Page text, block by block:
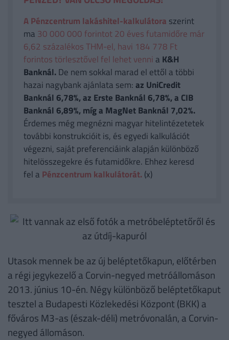
A Pénzcentrum lakáshitel-kalkulátora szerint
ma 30 000 000 forintot 20 éves futamidőre már
6,62 százalékos THM-el, havi 184 778 Ft
forintos törlesztővel fel lehet venni a K&H
Banknál.De nem sokkal marad el ettől a többi
hazai nagybank ajánlata sem:az UniCredit
Banknál 6,78%, az Erste Banknál 6,78%, a CIB
Banknál 6,89%, míg a MagNet Banknál 7,02%.
Érdemes még megnézni magyar hitelintézetetek
további konstrukcióit is, és egyedi kalkulációt
végezni, saját preferenciáink alapján különböző
hitelösszegekre és futamidőkre. Ehhez keresd
fel a Pénzcentrum kalkulátorát. (x)
Utasok mennek be az új beléptetőkapun, előtérben
a régi jegykezelő a Corvin-negyed metróállomáson
2013. június 10-én. Négy különböző beléptetőkaput
tesztel a Budapesti Közlekedési Központ (BKK) a
főváros M3-as (észak-déli) metróvonalán, a Corvin-
negyed állomáson.